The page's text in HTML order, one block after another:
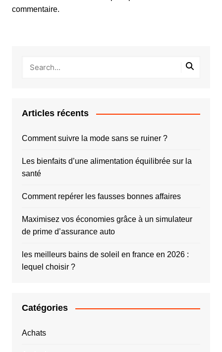
commentaire.
Articles récents
Comment suivre la mode sans se ruiner ?
Les bienfaits d’une alimentation équilibrée sur la
santé
Comment repérer les fausses bonnes affaires
Maximisez vos économies grâce à un simulateur
de prime d’assurance auto
les meilleurs bains de soleil en france en 2026 :
lequel choisir ?
Catégories
Achats